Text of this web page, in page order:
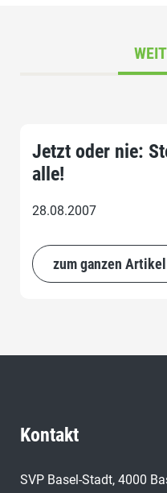
Jetzt oder nie:
alle!
28.08.2007
zum ganzen Artikel
Kontakt
SVP Basel-Stadt, 4000